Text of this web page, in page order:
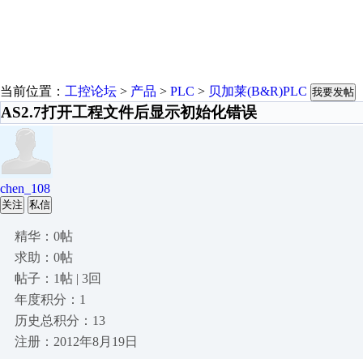
当前位置： 工控论坛 > 产品 > PLC > 贝加莱(B&R)PLC 我要发帖
AS2.7打开工程文件后显示初始化错误
chen_108
关注 私信
精华：0帖
求助：0帖
帖子：1帖 | 3回
年度积分：1
历史总积分：13
注册：2012年8月19日